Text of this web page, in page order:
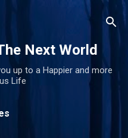
Next World
up to a Happier and more
Life